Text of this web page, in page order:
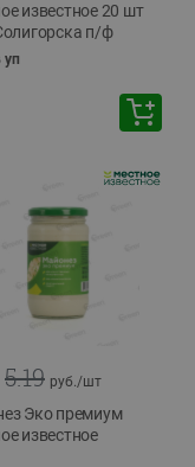
известное 20 шт
п/ф
уп
5.19 руб./шт
Эко премиум
известное